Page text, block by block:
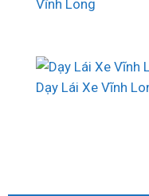
Vĩnh Long
Dạy Lái Xe Vĩnh